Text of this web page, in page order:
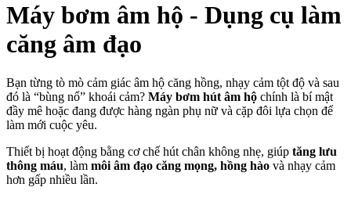
Máy bơm âm hộ - Dụng cụ làm
căng âm đạo
Bạn từng tò mò cảm giác âm hộ căng hồng, nhạy cảm tột độ và sau
đó là “bùng nổ” khoái cảm? Máy bơm hút âm hộ chính là bí mật
đầy mê hoặc đang được hàng ngàn phụ nữ và cặp đôi lựa chọn để
làm mới cuộc yêu.
Thiết bị hoạt động bằng cơ chế hút chân không nhẹ, giúp tăng lưu
thông máu, làm môi âm đạo căng mọng, hồng hào và nhạy cảm
hơn gấp nhiều lần.